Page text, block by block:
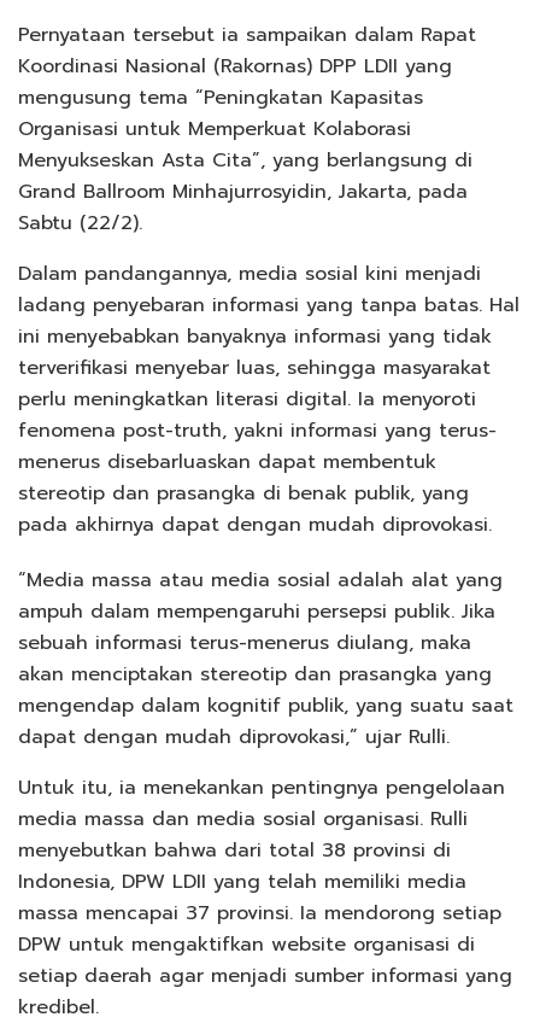
Pernyataan tersebut ia sampaikan dalam Rapat
Koordinasi Nasional (Rakornas) DPP LDII yang
mengusung tema “Peningkatan Kapasitas
Organisasi untuk Memperkuat Kolaborasi
Menyukseskan Asta Cita”, yang berlangsung di
Grand Ballroom Minhajurrosyidin, Jakarta, pada
Sabtu (22/2).
Dalam pandangannya, media sosial kini menjadi
ladang penyebaran informasi yang tanpa batas. Hal
ini menyebabkan banyaknya informasi yang tidak
terverifikasi menyebar luas, sehingga masyarakat
perlu meningkatkan literasi digital. Ia menyoroti
fenomena post-truth, yakni informasi yang terus-
menerus disebarluaskan dapat membentuk
stereotip dan prasangka di benak publik, yang
pada akhirnya dapat dengan mudah diprovokasi.
“Media massa atau media sosial adalah alat yang
ampuh dalam mempengaruhi persepsi publik. Jika
sebuah informasi terus-menerus diulang, maka
akan menciptakan stereotip dan prasangka yang
mengendap dalam kognitif publik, yang suatu saat
dapat dengan mudah diprovokasi,” ujar Rulli.
Untuk itu, ia menekankan pentingnya pengelolaan
media massa dan media sosial organisasi. Rulli
menyebutkan bahwa dari total 38 provinsi di
Indonesia, DPW LDII yang telah memiliki media
massa mencapai 37 provinsi. Ia mendorong setiap
DPW untuk mengaktifkan website organisasi di
setiap daerah agar menjadi sumber informasi yang
kredibel.